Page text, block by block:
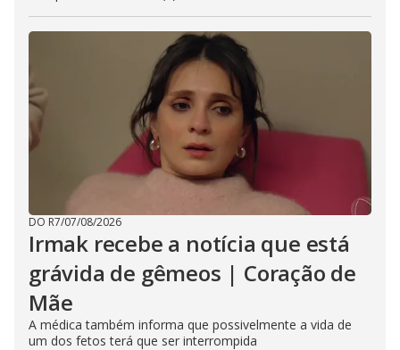
DO R7/07/08/2026
Irmak recebe a notícia que está
grávida de gêmeos | Coração de
Mãe
A médica também informa que possivelmente a vida de
um dos fetos terá que ser interrompida